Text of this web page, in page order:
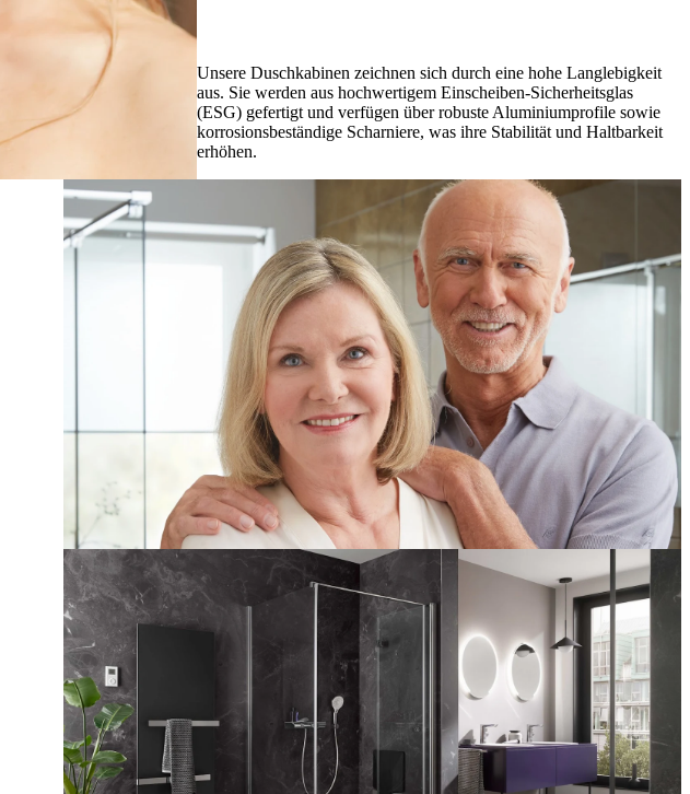
Unsere Duschkabinen zeichnen sich durch eine hohe Langlebigkeit
aus. Sie werden aus hochwertigem Einscheiben-Sicherheitsglas
(ESG) gefertigt und verfügen über robuste Aluminiumprofile sowie
korrosionsbeständige Scharniere, was ihre Stabilität und Haltbarkeit
erhöhen.